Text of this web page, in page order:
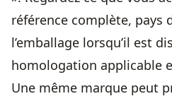
référence complète, pays
l’emballage lorsqu’il est
homologation applicable
Une même marque peut